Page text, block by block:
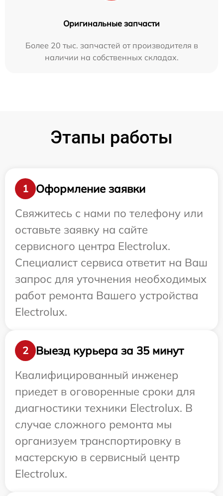
Оригинальные запчасти
Более 20 тыс. запчастей от производителя в
наличии на собственных складах.
Этапы работы
1
Оформление заявки
Свяжитесь с нами по телефону или
оставьте заявку на сайте
сервисного центра Electrolux.
Специалист сервиса ответит на Ваш
запрос для уточнения необходимых
работ ремонта Вашего устройства
Electrolux.
2
Выезд курьера за 35 минут
Квалифицированный инженер
приедет в оговоренные сроки для
диагностики техники Electrolux. В
случае сложного ремонта мы
организуем транспортировку в
мастерскую в сервисный центр
Electrolux.